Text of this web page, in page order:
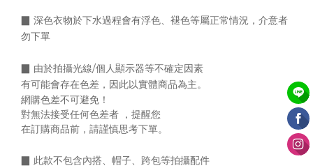
▉ 深色衣物於下水過程會有浮色、褪色等屬正常情況，介意者
勿下單
▉ 由於拍攝光線/個人顯示器等不確定因素
有可能會存在色差， 因此以實體商品為主。
網購色差不可避免！
對無法接受任何色差者 ，提醒您
在訂購商品前，請謹慎思考下單。
▉ 此款不包含內搭、帽子、跨包等拍攝配件